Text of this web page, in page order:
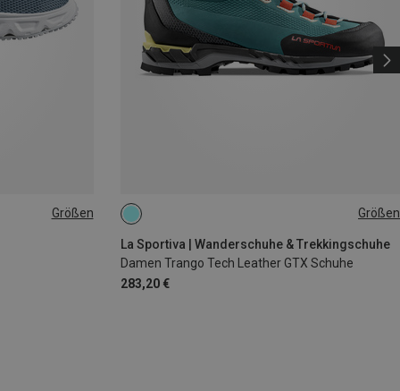
Größen Größen
La Sportiva | Wanderschuhe & Trekkingschuhe
Damen Trango Tech Leather GTX Schuhe
283,20 €